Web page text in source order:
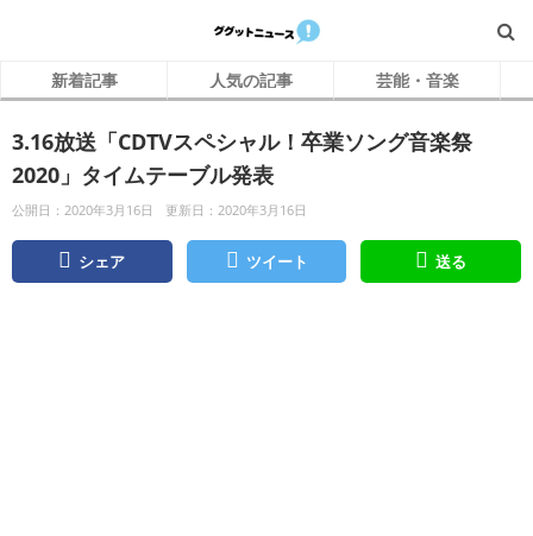
新着記事 人気の記事 芸能・音楽
3.16放送「CDTVスペシャル！卒業ソング音楽祭
2020」タイムテーブル発表
公開日：2020年3月16日 更新日：2020年3月16日
シェア ツイート 送る